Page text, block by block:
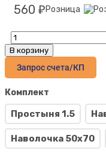
560 ₽ Розница
В корзину
Запрос счета/КП
Комплект
Простыня 1.5
Наволочка 50x70